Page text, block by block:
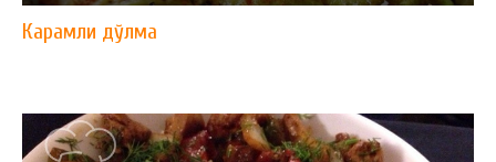
Карамли дўлма